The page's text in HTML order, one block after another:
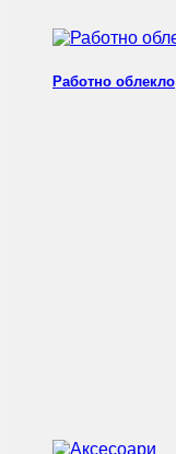
Работно облекло